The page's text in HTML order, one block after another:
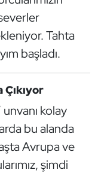
Tahta
başladı.
kolay
bu alanda
Avrupa ve
şimdi